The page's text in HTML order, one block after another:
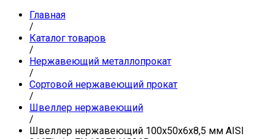
Главная
/
Каталог товаров
/
Нержавеющий металлопрокат
/
Сортовой нержавеющий прокат
/
Швеллер нержавеющий
/
Швеллер нержавеющий 100х50х6х8,5 мм AISI